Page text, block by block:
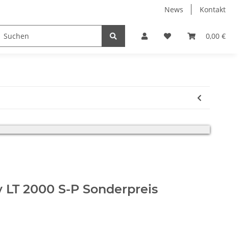
News Kontakt
0,00 €
2000 S-P Sonderpreis